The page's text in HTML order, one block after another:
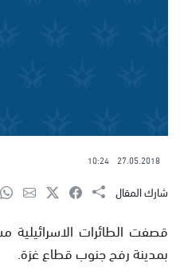
27.05.2018
10:24
شارك المقال
قصفت الطائرات
بمدينة رفح جنوب قطاع غزة.